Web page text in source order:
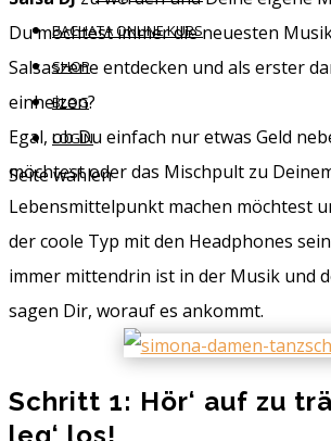
BACHATA ONLINE KURS
SHOP
BLOG
LOGIN
Seite wählen
Du möchtest immer die neuesten
Salsaszene entdecken und als erster
einheizen?
Egal, ob Du einfach nur etwas Geld
möchtest oder das Mischpult zu
Lebensmittelpunkt machen möchtest
der coole Typ mit den Headphones
immer mittendrin ist in der Musik und
sagen Dir, worauf es ankommt.
Schritt 1: Hör‘ auf zu